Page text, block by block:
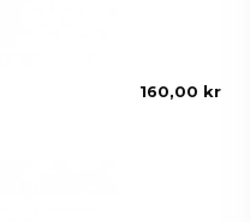
160,00 kr